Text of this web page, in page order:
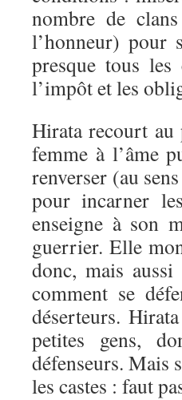
nombre de
l’honneur) pour
presque tous les
l’impôt et les
Hirata recourt au
femme à l’âme
renverser (au
pour incarner
enseigne à son
guerrier. Elle
donc, mais
comment se
déserteurs.
petites gens,
défenseurs. Mais
les castes : faut